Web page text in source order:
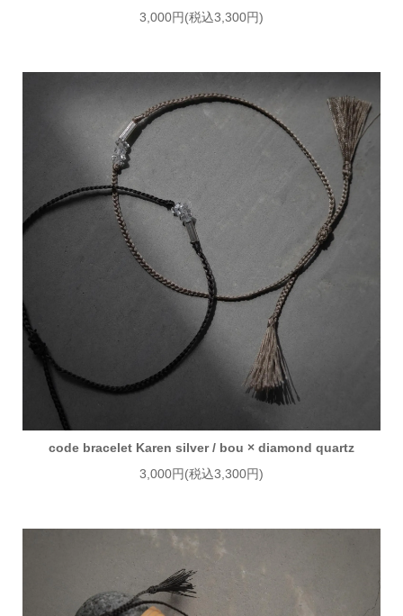
3,000円(税込3,300円)
code bracelet Karen silver / bou × diamond quartz
3,000円(税込3,300円)